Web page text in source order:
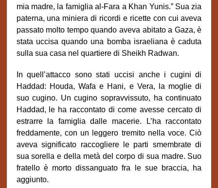
mia madre, la famiglia al-Fara a Khan Yunis.” Sua zia
paterna, una miniera di ricordi e ricette con cui aveva
passato molto tempo quando aveva abitato a Gaza, è
stata uccisa quando una bomba israeliana è caduta
sulla sua casa nel quartiere di Sheikh Radwan.
In quell’attacco sono stati uccisi anche i cugini di
Haddad: Houda, Wafa e Hani, e Vera, la moglie di
suo cugino. Un cugino sopravvissuto, ha continuato
Haddad, le ha raccontato di come avesse cercato di
estrarre la famiglia dalle macerie. L’ha raccontato
freddamente, con un leggero tremito nella voce. Ciò
aveva significato raccogliere le parti smembrate di
sua sorella e della metà del corpo di sua madre. Suo
fratello è morto dissanguato fra le sue braccia, ha
aggiunto.